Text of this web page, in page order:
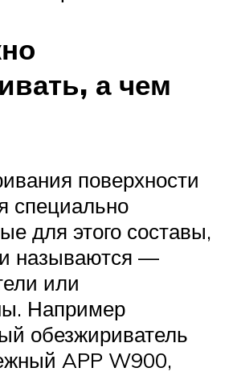
а чем
поверхности
специально
для этого составы,
и называются —
или
Например
обезжириватель
APP W900,